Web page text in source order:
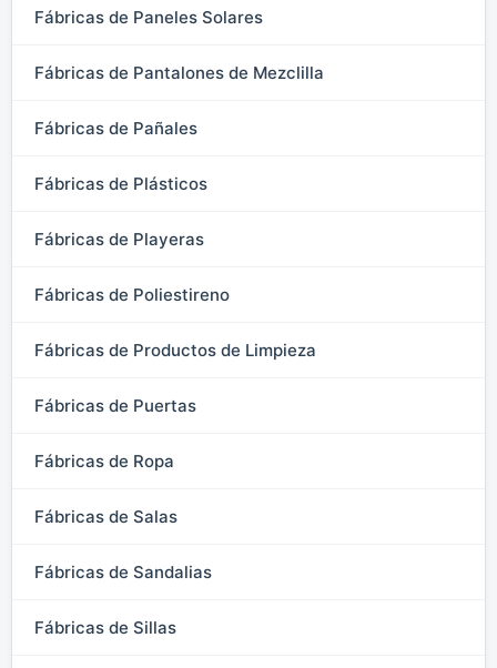
Fábricas de Paneles Solares
Fábricas de Pantalones de Mezclilla
Fábricas de Pañales
Fábricas de Plásticos
Fábricas de Playeras
Fábricas de Poliestireno
Fábricas de Productos de Limpieza
Fábricas de Puertas
Fábricas de Ropa
Fábricas de Salas
Fábricas de Sandalias
Fábricas de Sillas